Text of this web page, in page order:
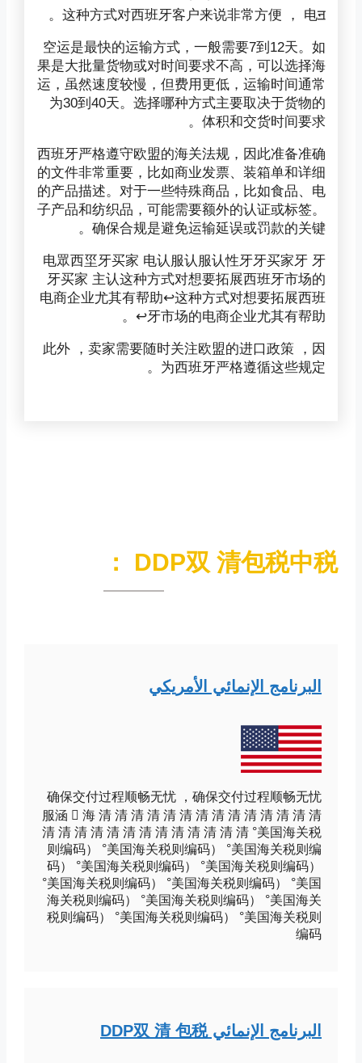
这种方式对西班牙客户来说非常方便 ， 电ॻ。
空运是最快的运输方式，一般需要7到12天。如
果是大批量货物或对时间要求不高，可以选择海
运，虽然速度较慢，但费用更低，运输时间通常
为30到40天。选择哪种方式主要取决于货物的
体积和交货时间要求。
西班牙严格遵守欧盟的海关法规，因此准备准确
的文件非常重要，比如商业发票、装箱单和详细
的产品描述。对于一些特殊商品，比如食品、电
子产品和纺织品，可能需要额外的认证或标签。
确保合规是避免运输延误或罚款的关键。
电眾西坙牙买家 电认服认服认性牙牙买家牙 牙
牙买家 主认这种方式对想要拓展西班牙市场的
电商企业尤其有帮助↩这种方式对想要拓展西班
牙市场的电商企业尤其有帮助↩。
此外 ，卖家需要随时关注欧盟的进口政策 ，因
为西班牙严格遵循这些规定。
DDP双 清包税中税 ：
البرنامج الإنمائي الأمريكي
确保交付过程顺畅无忧 ，确保交付过程顺畅无忧
服涵 񶵭 海 清 清 清 清 清 清 清 清 清 清 清 清 清 清
清 清 清 清 清 清 清 清 清 清 清 清 清 °美国海关税
则编码） °美国海关税则编码） °美国海关税则编
码） °美国海关税则编码） °美国海关税则编码）
°美国海关税则编码） °美国海关税则编码） °美国
海关税则编码） °美国海关税则编码） °美国海关
税则编码） °美国海关税则编码） °美国海关税则
编码
البرنامج الإنمائي DDP双 清 包税